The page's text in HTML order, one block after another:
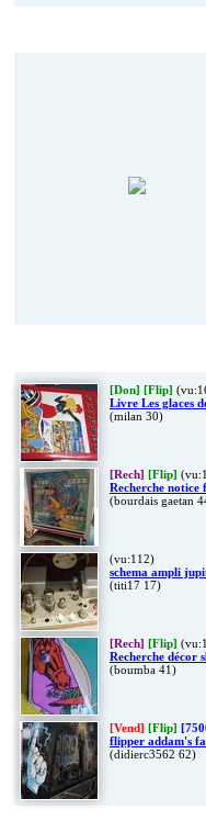
[Don] [Flip]
Livre Les glaces
(milan 30)
[Rech] [Flip]
Recherche
(bourdais gaetan
(vu:112)
schema ampli
(titi17 17)
[Rech] [Flip]
Recherche décor
(boumba 41)
[Vend] [Flip]
flipper addam's
(didierc3562 62)